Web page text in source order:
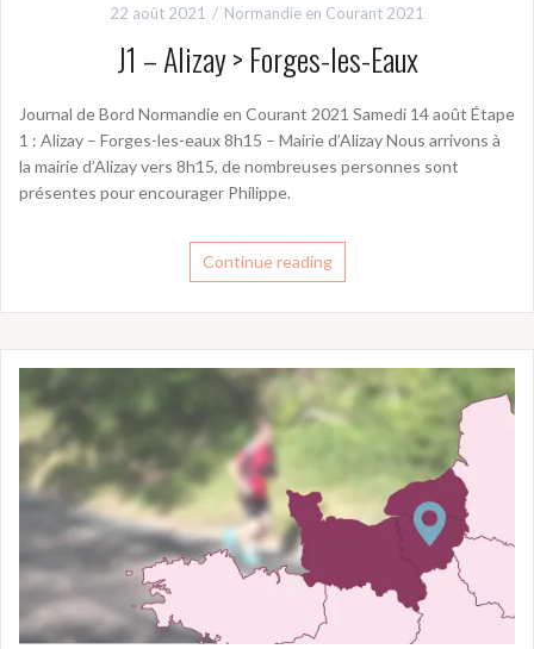
22 août 2021 Normandie en Courant 2021
J1 – Alizay > Forges-les-Eaux
Journal de Bord Normandie en Courant 2021 Samedi 14 août Étape
1 : Alizay – Forges-les-eaux 8h15 – Mairie d’Alizay Nous arrivons à
la mairie d’Alizay vers 8h15, de nombreuses personnes sont
présentes pour encourager Philippe.
Continue reading